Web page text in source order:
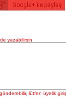
Google+ ile paylaş